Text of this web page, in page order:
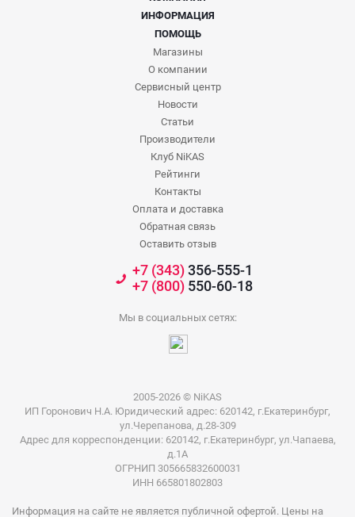
ИНФОРМАЦИЯ
ПОМОЩЬ
Магазины
О компании
Сервисный центр
Новости
Статьи
Производители
Клуб NiKAS
Рейтинги
Контакты
Оплата и доставка
Обратная связь
Оставить отзыв
+7 (343)356-555-1
+7 (800)550-60-18
Мы в социальных сетях:
2005-2026 © NiKAS
ИП Горонович Н.А. Юридический адрес: 620142, г.Екатеринбург,
ул.Черепанова, д.28-309
Адрес для корреспонденции: 620142, г.Екатеринбург, ул.Чапаева,
д.1А
ОГРНИП 305665832600031
ИНН 665801802803
Информация на сайте не является публичной офертой. Цены на